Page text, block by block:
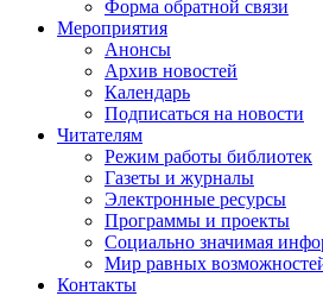
Форма обратной связи
Мероприятия
Анонсы
Архив новостей
Календарь
Подписаться на новости
Читателям
Режим работы библиотек
Газеты и журналы
Электронные ресурсы
Программы и проекты
Социально значимая
Мир равных
Контакты